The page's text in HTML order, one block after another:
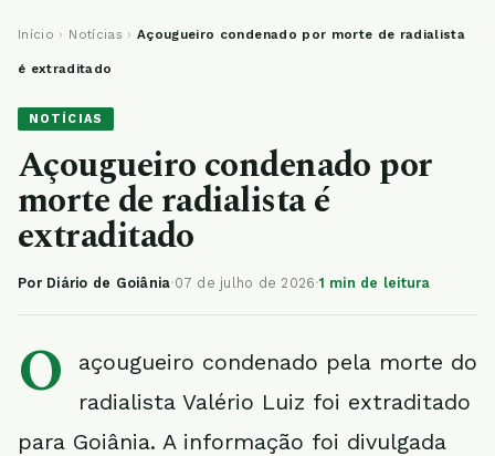
Início › Notícias › Açougueiro condenado por morte de radialista
é extraditado
NOTÍCIAS
Açougueiro condenado por
morte de radialista é
extraditado
Por Diário de Goiânia·07 de julho de 2026·1 min de leitura
O
açougueiro condenado pela morte do
radialista Valério Luiz foi extraditado
para Goiânia. A informação foi divulgada